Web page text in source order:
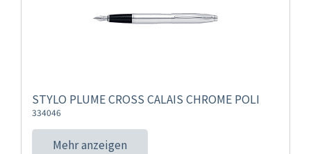
STYLO PLUME CROSS CALAIS CHROME POLI
334046
Mehr anzeigen